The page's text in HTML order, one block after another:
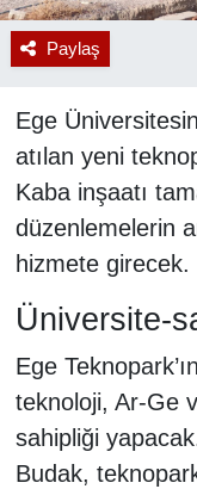
Paylaş
Ege
atılan yeni
Kaba inşaatı
düzenlemelerin
hizmete girecek.
Üniversite-
Ege
teknoloji, Ar-Ge
sahipliği
Budak,